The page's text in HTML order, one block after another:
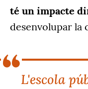
té un impacte
desenvolupar la
L'escola